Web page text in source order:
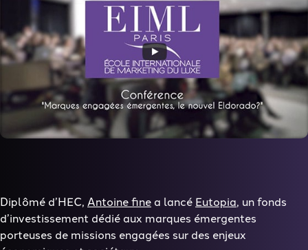
Diplômé d’HEC, Antoine fine a lancé Eutopia, un fonds
d’investissement dédié aux marques émergentes
porteuses de missions engagées sur des enjeux